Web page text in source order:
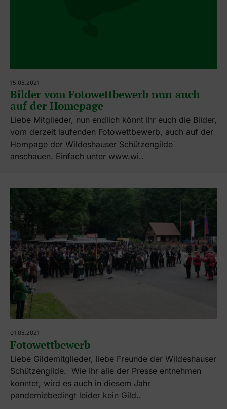
15.05.2021
Bilder vom Fotowettbewerb nun auch
auf der Homepage
Liebe Mitglieder, nun endlich könnt Ihr euch die Bilder,
vom derzeit laufenden Fotowettbewerb, auch auf der
Hompage der Wildeshauser Schützengilde
anschauen. Einfach unter www.wi..
01.05.2021
Fotowettbewerb
Liebe Gildemitglieder, liebe Freunde der Wildeshauser
Schützengilde. Wie Ihr alle der Presse entnehmen
konntet, wird es auch in diesem Jahr
pandemiebedingt leider kein Gild..